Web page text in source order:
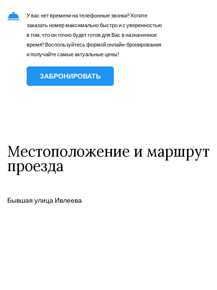
У вас нет времени на телефонные звонки? Хотите
заказать номер максимально быстро и с уверенностью
в том, что он точно будет готов для Вас в назначенное
время? Воспользуйтесь формой онлайн-бронирования
и получайте самые актуальные цены!
ЗАБРОНИРОВАТЬ
Местоположение и маршрут
проезда
Бывшая улица Ивлеева